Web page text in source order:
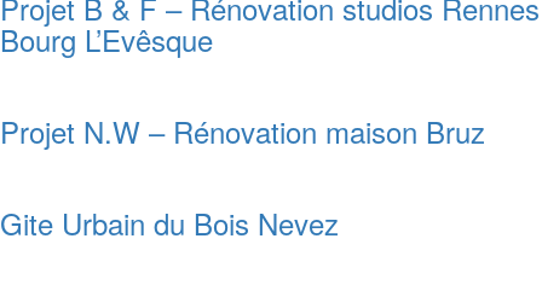
Bourg L’Evêsque
Projet N.W – Rénovation maison Bruz
Gite Urbain du Bois Nevez